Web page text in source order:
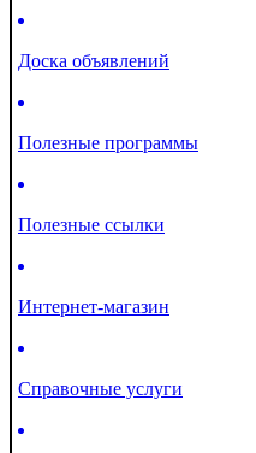
Доска объявлений
Полезные программы
Полезные ссылки
Интернет-магазин
Справочные услуги